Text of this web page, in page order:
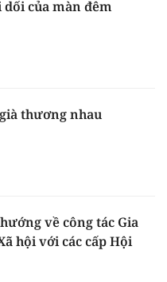
của màn đêm
thương nhau
về công tác Gia
hội với các cấp Hội